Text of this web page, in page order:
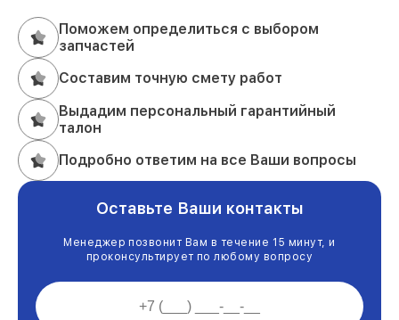
Поможем определиться с выбором
запчастей
Составим точную смету работ
Выдадим персональный гарантийный
талон
Подробно ответим на все Ваши вопросы
Оставьте Ваши контакты
Менеджер позвонит Вам в течение 15 минут, и
проконсультирует по любому вопросу